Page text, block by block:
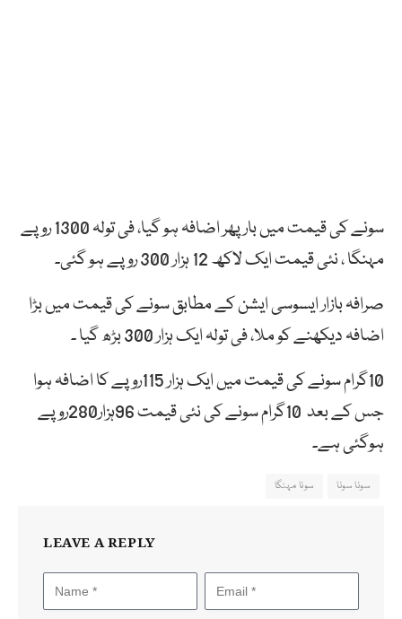
سونے کی قیمت میں بار پھر اضافہ ہو گیا، فی تولہ 1300 روپے
مہنگا ، نئی قیمت ایک لاکھ 12 ہزار 300 روپے ہو گئی۔
صرافہ بازار ایسوسی ایشن کے مطابق سونے کی قیمت میں بڑا
اضافہ دیکھنے کو ملا، فی تولہ ایک ہزار 300 بڑھ گیا ۔
10گرام سونے کی قیمت میں ایک ہزار 115روپے کا اضافہ ہوا
جس کے بعد 10گرام سونے کی نئی قیمت 96ہزار280روپے
ہوگئی ہے۔
سونا سونا سونا مہنگا
LEAVE A REPLY